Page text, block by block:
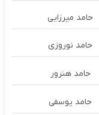
حامد میرزایی
حامد نوروزی
حامد هنرور
حامد یوسفی